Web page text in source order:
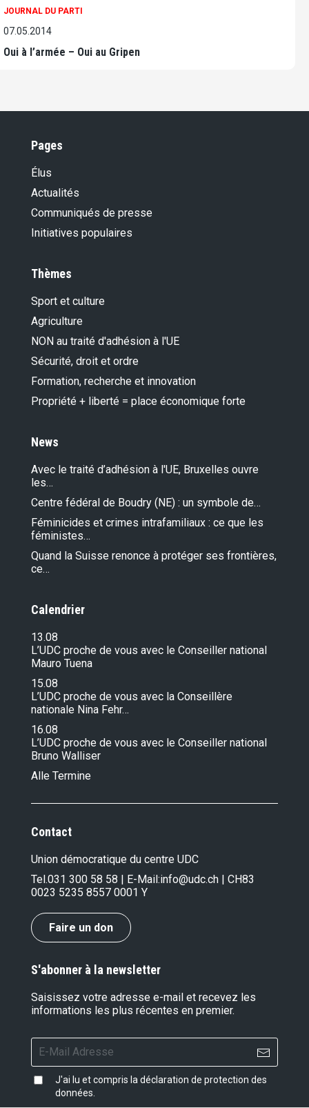
JOURNAL DU PARTI
07.05.2014
Oui à l’armée – Oui au Gripen
Pages
Élus
Actualités
Communiqués de presse
Initiatives populaires
Thèmes
Sport et culture
Agriculture
NON au traité d'adhésion à l'UE
Sécurité, droit et ordre
Formation, recherche et innovation
Propriété + liberté = place économique forte
News
Avec le traité d’adhésion à l'UE, Bruxelles ouvre
les…
Centre fédéral de Boudry (NE) : un symbole de…
Féminicides et crimes intrafamiliaux : ce que les
féministes…
Quand la Suisse renonce à protéger ses frontières,
ce…
Calendrier
13.08
L’UDC proche de vous avec le Conseiller national
Mauro Tuena
15.08
L’UDC proche de vous avec la Conseillère
nationale Nina Fehr…
16.08
L’UDC proche de vous avec le Conseiller national
Bruno Walliser
Alle Termine
Contact
Union démocratique du centre UDC
Tel.031 300 58 58 | E-Mail:info@udc.ch | CH83
0023 5235 8557 0001 Y
Faire un don
S'abonner à la newsletter
Saisissez votre adresse e-mail et recevez les
informations les plus récentes en premier.
J'ai lu et compris ladéclaration de protection des
données.